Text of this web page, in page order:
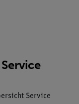
Service
Service